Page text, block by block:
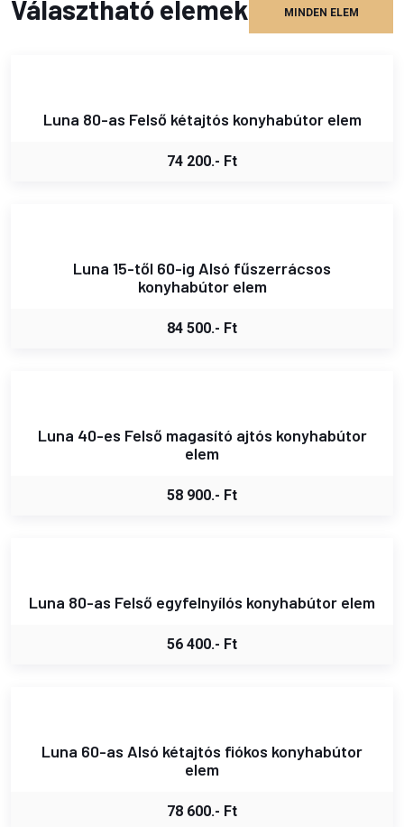
Választható elemek MINDEN ELEM
Luna 80-as Felső kétajtós konyhabútor elem
74 200.- Ft
Luna 15-től 60-ig Alsó fűszerrácsos
konyhabútor elem
84 500.- Ft
Luna 40-es Felső magasító ajtós konyhabútor
elem
58 900.- Ft
Luna 80-as Felső egyfelnyílós konyhabútor elem
56 400.- Ft
Luna 60-as Alsó kétajtós fiókos konyhabútor
elem
78 600.- Ft